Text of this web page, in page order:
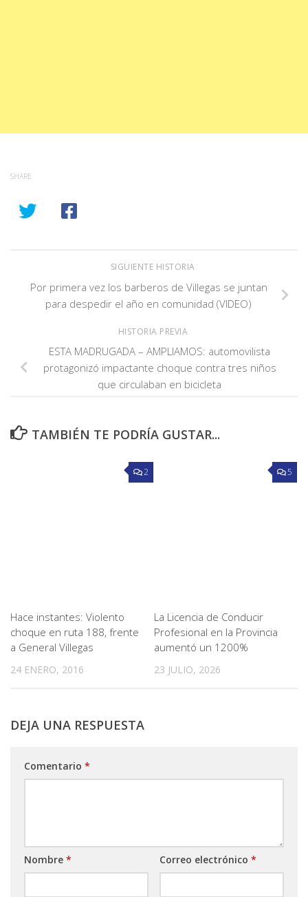
SHARE
SIGUIENTE HISTORIA
Por primera vez los barberos de Villegas se juntan
para despedir el año en comunidad (VIDEO)
HISTORIA PREVIA
ESTA MADRUGADA – AMPLIAMOS: automovilista
protagonizó impactante choque contra tres niños
que circulaban en bicicleta
TAMBIÉN TE PODRÍA GUSTAR...
2
Hace instantes: Violento
choque en ruta 188, frente
a General Villegas
24 ENERO, 2016
5
La Licencia de Conducir
Profesional en la Provincia
aumentó un 1200%
23 JULIO, 2026
DEJA UNA RESPUESTA
Comentario *
Nombre * Correo electrónico *